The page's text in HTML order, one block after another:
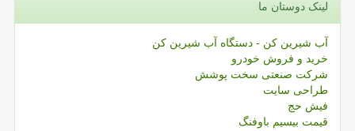
لینک دوستان ما
آب شیرین کن - دستگاه آب شیرین کن
خرید و فروش خودرو
شرکت صنعتی سخت پوشش
طراحی سایت
فیش حج
قیمت بیسیم باوفنگ